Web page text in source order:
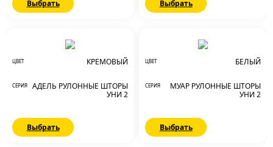
Выбрать Выбрать
ЦВЕТ КРЕМОВЫЙ
СЕРИЯ
АДЕЛЬ РУЛОННЫЕ ШТОРЫ
УНИ 2
Выбрать
ЦВЕТ БЕЛЫЙ
СЕРИЯ
МУАР РУЛОННЫЕ ШТОРЫ
УНИ 2
Выбрать